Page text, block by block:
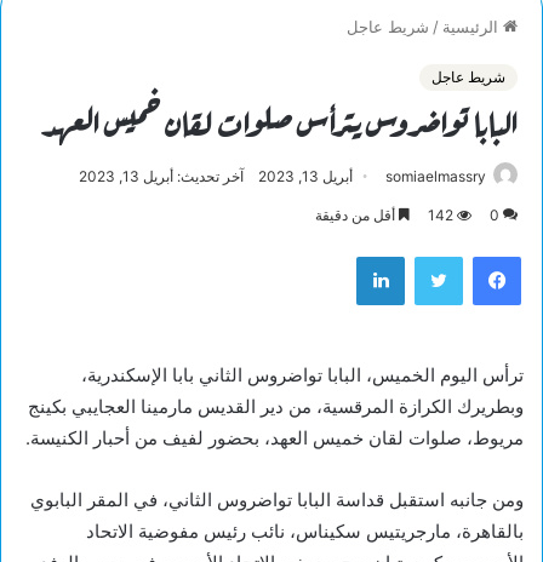
الرئيسية / شريط عاجل
شريط عاجل
البابا تواضروس يترأس صلوات لقان خميس العهد
somiaelmassry أبريل 13, 2023 آخر تحديث: أبريل 13, 2023
0
142 أقل من دقيقة
فيسبوك تويتر لينكدإن
ترأس اليوم الخميس، البابا تواضروس الثاني بابا الإسكندرية،
وبطريرك الكرازة المرقسية، من دير القديس مارمينا العجايبي بكينج
مريوط، صلوات لقان خميس العهد، بحضور لفيف من أحبار الكنيسة.
ومن جانبه استقبل قداسة البابا تواضروس الثاني، في المقر البابوي
بالقاهرة، مارجريتيس سكيناس، نائب رئيس مفوضية الاتحاد